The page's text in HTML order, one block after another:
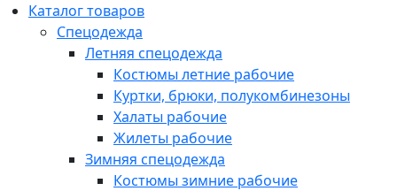
Каталог товаров
Спецодежда
Летняя спецодежда
Костюмы летние рабочие
Куртки, брюки, полукомбинезоны
Халаты рабочие
Жилеты рабочие
Зимняя спецодежда
Костюмы зимние рабочие